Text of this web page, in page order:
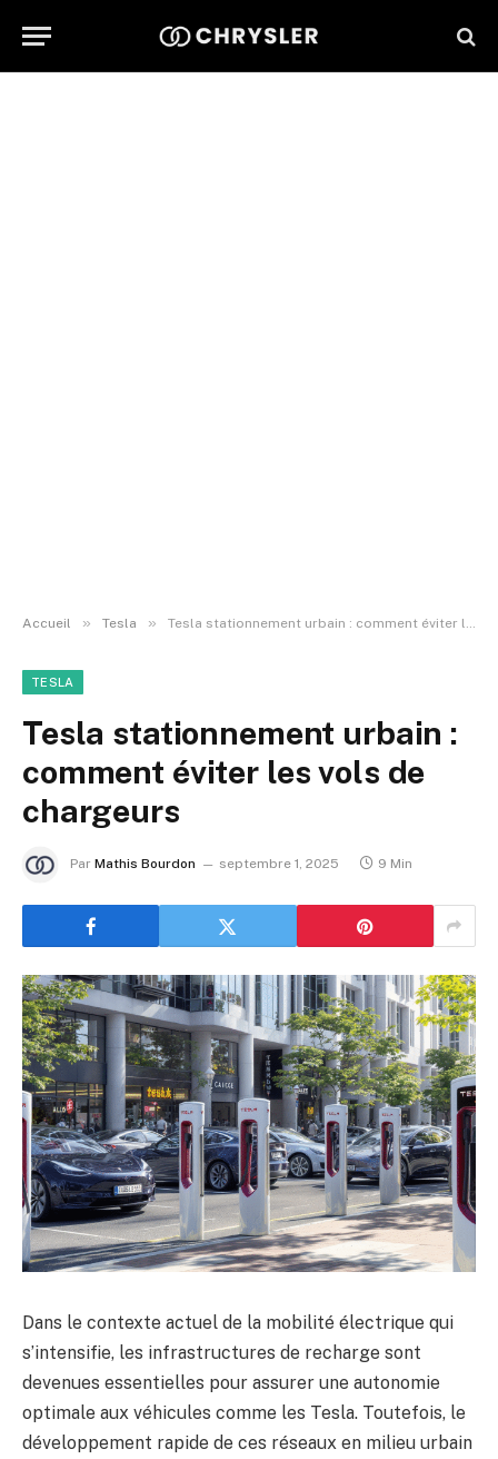
Accueil » Tesla » Tesla stationnement urbain : comment éviter les vols de chargeurs
TESLA
Tesla stationnement urbain :
comment éviter les vols de
chargeurs
Par Mathis Bourdon septembre 1, 2025 9 Min
Dans le contexte actuel de la mobilité électrique qui
s’intensifie, les infrastructures de recharge sont
devenues essentielles pour assurer une autonomie
optimale aux véhicules comme les Tesla. Toutefois, le
développement rapide de ces réseaux en milieu urbain